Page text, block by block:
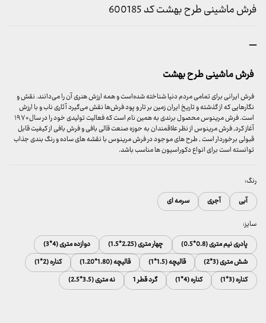
فرش ماشینی طرح بهشت کد 600185
–محدوده
899,000 تومان
تا
23,999,000 تومان
فرش ماشینی طرح بهشت
فرش ایرانی برای تمامی مردم دنیا شناخته شده‌است و همه ارزش هنری آن را می‌دانند. نقش و
نگارهایی که از گذشته و تاریخ ایران زمین بر تار و پود فرش‌ها نقش می‌گیرد آثاری ناب و با ارزش
است. فرش مرینوس محصول برندی به همین نام است که فعالیت تولیدی خود را در سال ۱۹۷۰
آغاز کرد, فرش مرینوس از نظر علاقمندان به حوزه صنعت قالی بافی و فرش بافی از کیفیت قابل
قبولی برخوردار است , طرح های موجود در فرش مرینوس با نقشه های ساده و رنگ بندی جذاب
توانسته است برای انواع دکوراسیون ها مناسب باشد.
رنگ:
آبی
آجری
سرمه ای
سایز:
پادری نیم متری (0.8*0.5)
چهار متری (2.25*1.5)
دوازده متری (4*3)
شش متری (3*2)
قالیچه (1.5*1) قالیچه (1.80*1.20)
کناره (2*1)
کناره (3*1)
کناره (4*1) گرد قطر 1 نه متری (3.5*2.5)